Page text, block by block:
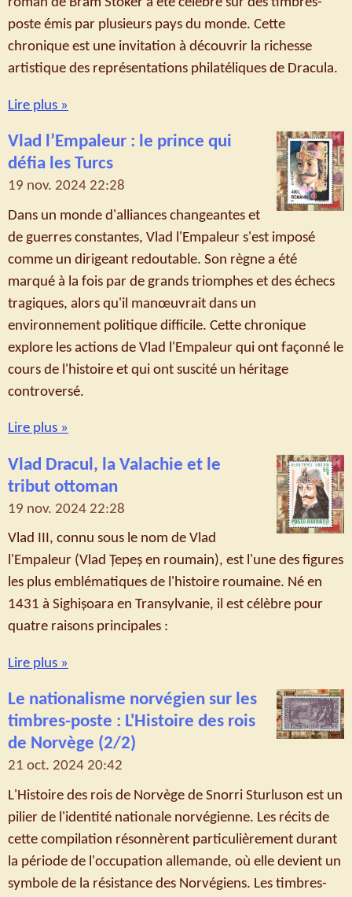
poste émis par plusieurs pays du monde. Cette
chronique est une invitation à découvrir la richesse
artistique des représentations philatéliques de Dracula.
Lire plus »
Vlad l’Empaleur : le prince qui
défia les Turcs
19 nov. 2024 22:28
Dans un monde d'alliances changeantes et
de guerres constantes, Vlad l'Empaleur s'est imposé
comme un dirigeant redoutable. Son règne a été
marqué à la fois par de grands triomphes et des échecs
tragiques, alors qu'il manœuvrait dans un
environnement politique difficile. Cette chronique
explore les actions de Vlad l'Empaleur qui ont façonné le
cours de l'histoire et qui ont suscité un héritage
controversé.
Lire plus »
Vlad Dracul, la Valachie et le
tribut ottoman
19 nov. 2024 22:28
Vlad III, connu sous le nom de Vlad
l'Empaleur (Vlad Țepeș en roumain), est l'une des figures
les plus emblématiques de l'histoire roumaine. Né en
1431 à Sighișoara en Transylvanie, il est célèbre pour
quatre raisons principales :
Lire plus »
Le nationalisme norvégien sur les
timbres-poste : L'Histoire des rois
de Norvège (2/2)
21 oct. 2024 20:42
L'Histoire des rois de Norvège de Snorri Sturluson est un
pilier de l'identité nationale norvégienne. Les récits de
cette compilation résonnèrent particulièrement durant
la période de l'occupation allemande, où elle devient un
symbole de la résistance des Norvégiens. Les timbres-